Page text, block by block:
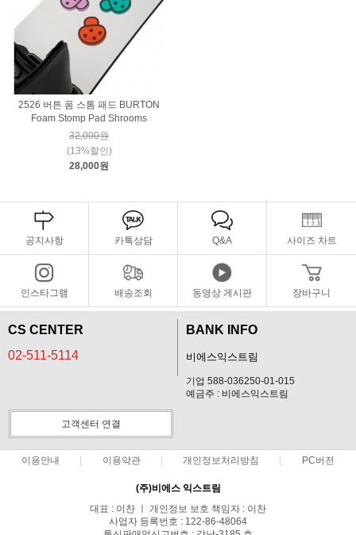
2526 버튼 폼 스톰 패드 BURTON
Foam Stomp Pad Shrooms
32,000원
(13%할인)
28,000원
공지사항 카톡상담 Q&A 사이즈 차트
인스타그램 배송조회 동영상 게시판 장바구니
CS CENTER
02-511-5114
BANK INFO
비에스익스트림
기업 588-036250-01-015
예금주 : 비에스익스트림
고객센터 연결
이용안내 이용약관 개인정보처리방침 PC버전
(주)비에스 익스트림
대표 : 이찬 ㅣ 개인정보 보호 책임자 : 이찬
사업자 등록번호 : 122-86-48064